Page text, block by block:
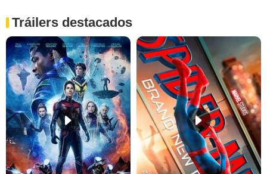
Tráilers destacados